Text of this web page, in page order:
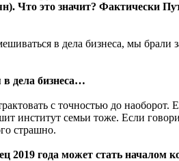
Что это значит? Фактически
в дела бизнеса, мы брали
в дела бизнеса…
с точностью до наоборот.
институт семьи тоже. Если
страшно.
2019 года может стать началом